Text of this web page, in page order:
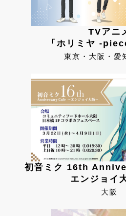
TVアニ
「ホリミヤ -
東京・大阪・愛
初音ミク 16th
エンジョイ
大阪